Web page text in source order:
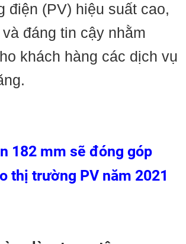
điện (PV) hiệu suất cao,
đáng tin cậy nhằm
khách hàng các dịch vụ
182 mm sẽ đóng góp
thị trường PV năm 2021